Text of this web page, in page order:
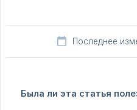
Последнее
Была ли эта статья